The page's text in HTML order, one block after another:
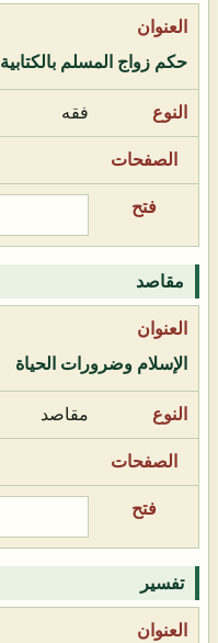
حكم زواج المسلم بالكتابية
فقه
مقاصد
الإسلام وضرورات الحياة
مقاصد
تفسير